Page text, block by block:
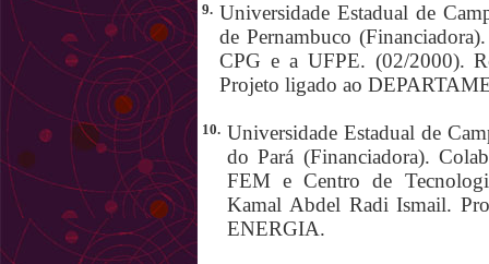
9. Universidade Estadual de
de Pernambuco
CPG e a UFPE. (02/2000).
Projeto ligado ao
10. Universidade Estadual de
do Pará (Financiadora).
FEM e Centro de
Kamal Abdel Radi Ismail.
ENERGIA.